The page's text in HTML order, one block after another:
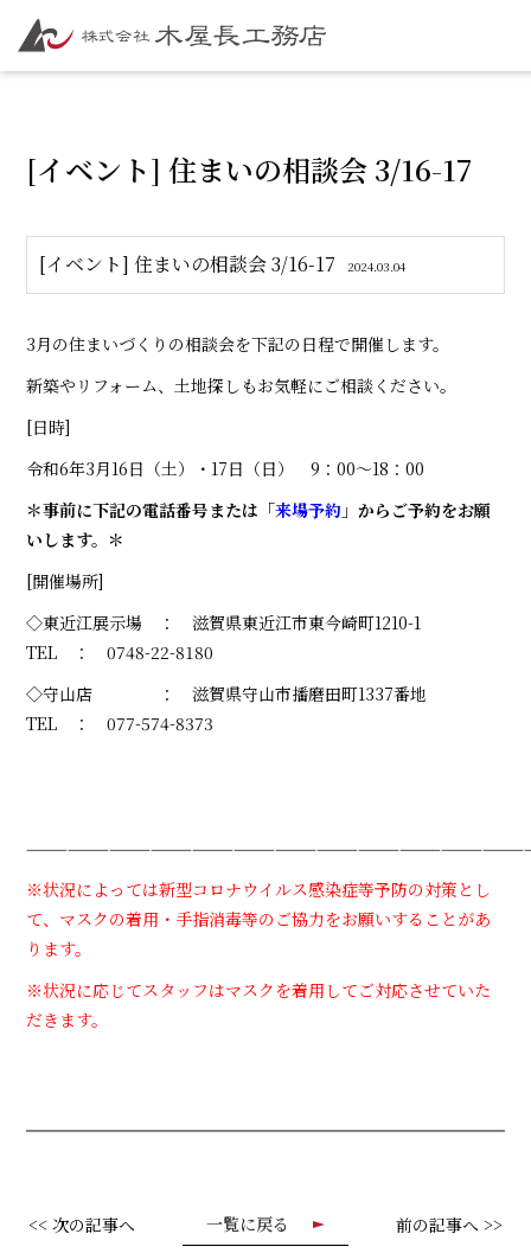
[イベント] 住まいの相談会 3/16-17
[イベント] 住まいの相談会 3/16-17 2024.03.04
3月の住まいづくりの相談会を下記の日程で開催します。
新築やリフォーム、土地探しもお気軽にご相談ください。
[日時]
令和6年3月16日（土）・17日（日） 9：00～18：00
＊事前に下記の電話番号または「来場予約 」からご予約をお願
いします。＊
[開催場所]
◇東近江展示場 ： 滋賀県東近江市東今崎町1210-1
TEL ： 0748-22-8180
◇守山店 ： 滋賀県守山市播磨田町1337番地
TEL ： 077-574-8373
※状況によっては新型コロナウイルス感染症等予防の対策とし
て、マスクの着用・手指消毒等のご協力をお願いすることがあ
ります。
※状況に応じてスタッフはマスクを着用してご対応させていた
だきます。
<< 次の記事へ 一覧に戻る 前の記事へ >>